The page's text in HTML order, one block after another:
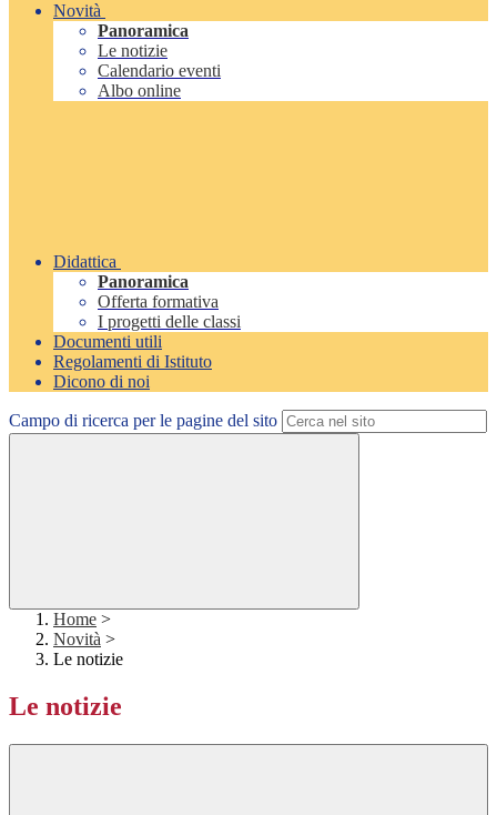
Novità
Panoramica
Le notizie
Calendario eventi
Albo online
Didattica
Panoramica
Offerta formativa
I progetti delle classi
Documenti utili
Regolamenti di Istituto
Dicono di noi
Campo di ricerca per le pagine del sito
Home >
Novità >
Le notizie
Le notizie